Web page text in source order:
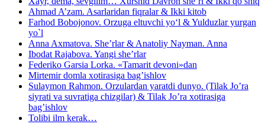
Ahmad A’zam. Asarlaridan fiqralar & Ikki kitob
Farhod Bobojonov. Orzuga eltuvchi yo‘l & Yulduzlar yurgan
yo`l
Anna Axmatova. She’rlar & Anatoliy Nayman. Anna
Ibodat Rajabova. Yangi she’rlar
Federiko Garsia Lorka. «Tamarit devoni»dan
Mirtemir domla xotirasiga bag’ishlov
Sulaymon Rahmon. Orzulardan yaratdi dunyo. (Tilak Jo’ra
siyrati va suvratiga chizgilar) & Tilak Jo’ra xotirasiga
bag’ishlov
Tolibi ilm kerak…